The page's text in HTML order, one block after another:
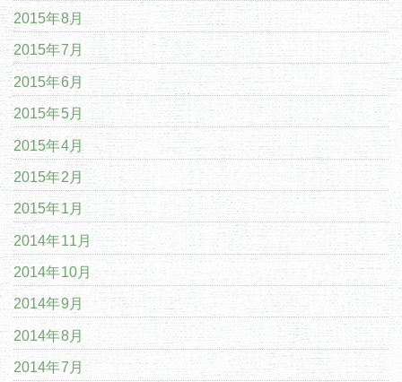
2015年8月
2015年7月
2015年6月
2015年5月
2015年4月
2015年2月
2015年1月
2014年11月
2014年10月
2014年9月
2014年8月
2014年7月